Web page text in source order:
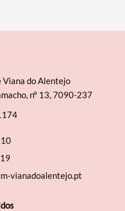
Viana do Alentejo
nº 13, 7090-237
vianadoalentejo.pt